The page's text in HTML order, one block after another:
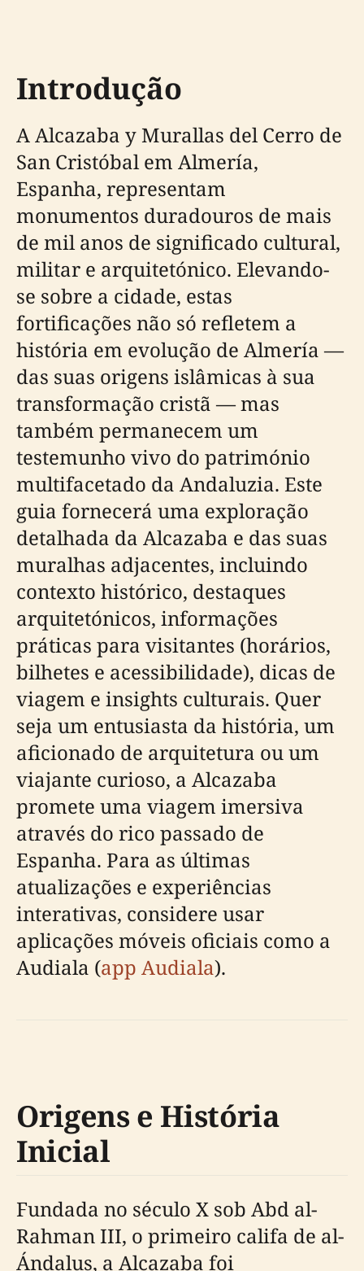
Introdução
A Alcazaba y Murallas del Cerro de
San Cristóbal em Almería,
Espanha, representam
monumentos duradouros de mais
de mil anos de significado cultural,
militar e arquitetónico. Elevando-
se sobre a cidade, estas
fortificações não só refletem a
história em evolução de Almería —
das suas origens islâmicas à sua
transformação cristã — mas
também permanecem um
testemunho vivo do património
multifacetado da Andaluzia. Este
guia fornecerá uma exploração
detalhada da Alcazaba e das suas
muralhas adjacentes, incluindo
contexto histórico, destaques
arquitetónicos, informações
práticas para visitantes (horários,
bilhetes e acessibilidade), dicas de
viagem e insights culturais. Quer
seja um entusiasta da história, um
aficionado de arquitetura ou um
viajante curioso, a Alcazaba
promete uma viagem imersiva
através do rico passado de
Espanha. Para as últimas
atualizações e experiências
interativas, considere usar
aplicações móveis oficiais como a
Audiala (app Audiala).
Origens e História
Inicial
Fundada no século X sob Abd al-
Rahman III, o primeiro califa de al-
Ándalus, a Alcazaba foi